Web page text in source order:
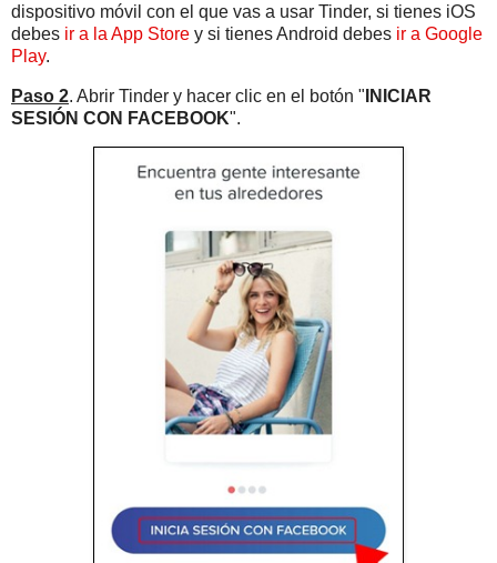
dispositivo móvil con el que vas a usar Tinder, si tienes iOS
debes ir a la App Store y si tienes Android debes ir a Google
Play.
Paso 2. Abrir Tinder y hacer clic en el botón " INICIAR
SESIÓN CON FACEBOOK".